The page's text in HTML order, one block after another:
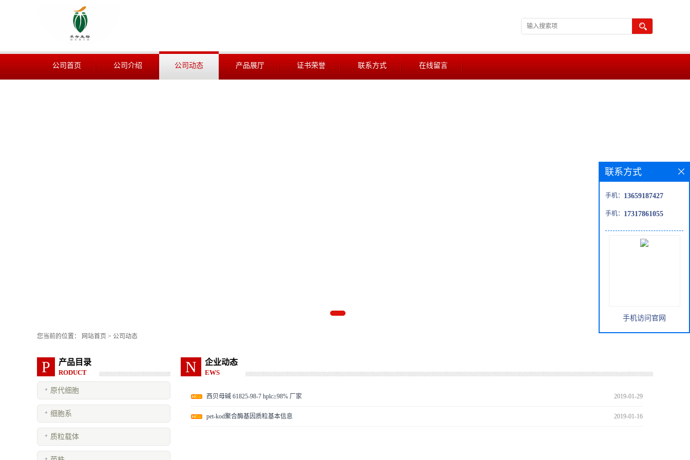
公司首页 公司介绍 公司动态 产品展厅 证书荣誉 联系方式 在线留言
您当前的位置： 网站首页 > 公司动态
P 产品目录
RODUCT
原代细胞
细胞系
质粒载体
N 企业动态
EWS
西贝母碱 61825-98-7 hplc≥98% 厂家 2019-01-29
pet-kod聚合酶基因质粒基本信息 2019-01-16
联系方式
手机： 13659187427
手机： 17317861055
手机访问官网